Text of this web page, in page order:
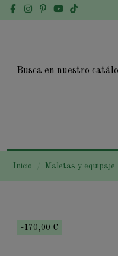
Inicio Maletas y equipaje
-170,00 €